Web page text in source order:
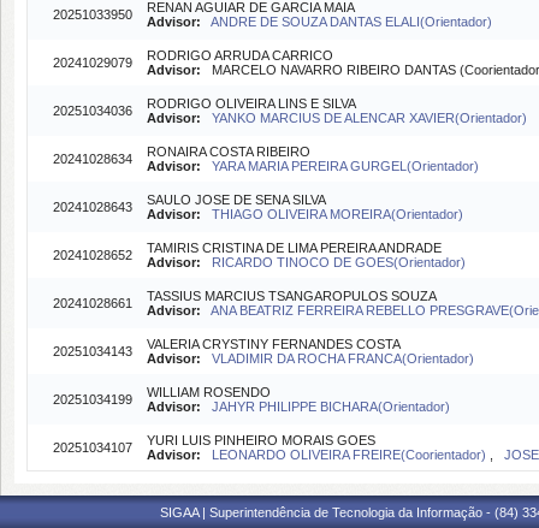
20251033950
RENAN AGUIAR DE GARCIA MAIA
Advisor:
ANDRE DE SOUZA DANTAS ELALI(Orientador)
20241029079
RODRIGO ARRUDA CARRICO
Advisor: MARCELO NAVARRO RIBEIRO DANTAS
20251034036
RODRIGO OLIVEIRA LINS E SILVA
Advisor:
YANKO MARCIUS DE ALENCAR XAVIER(Orientador)
20241028634
RONAIRA COSTA RIBEIRO
Advisor:
YARA MARIA PEREIRA GURGEL(Orientador)
20241028643
SAULO JOSE DE SENA SILVA
Advisor:
THIAGO OLIVEIRA MOREIRA(Orientador)
20241028652
TAMIRIS CRISTINA DE LIMA PEREIRA ANDRADE
Advisor:
RICARDO TINOCO DE GOES(Orientador)
20241028661
TASSIUS MARCIUS TSANGAROPULOS SOUZA
Advisor:
ANA BEATRIZ FERREIRA REBELLO
20251034143
VALERIA CRYSTINY FERNANDES COSTA
Advisor:
VLADIMIR DA ROCHA FRANCA(Orientador)
20251034199
WILLIAM ROSENDO
Advisor:
JAHYR PHILIPPE BICHARA(Orientador)
20251034107
YURI LUIS PINHEIRO MORAIS GOES
Advisor:
LEONARDO OLIVEIRA FREIRE(Coorientador)
SIGAA | Superintendência de Tecnologia da Informação - (84)